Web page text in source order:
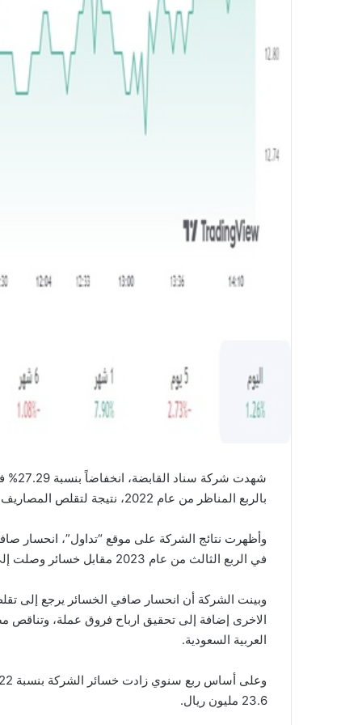
و
بالربع المناظر من عام 2022، نتيجة لتقلص المصاريف العمومية والإدارية.
في الربع الثالث من عام 2023 مقابل خسائر وصلت إلى 54.6 مليون ريال سعودي في الربع الثالث من عام 2022.
وبينت الشركة أن انحسار صافي الخسائر يرجع إلى تقلص
الاخرى إضافة إلى تحقيق ارباح فروق عملة،
العربية السعودية.
23.6 مليون ريال.